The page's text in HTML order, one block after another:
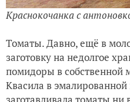
Краснокочанка с
Томаты. Давно, ещё в
заготовку на недолгое
помидоры в собственной
Квасила в
заготавливала томаты ни